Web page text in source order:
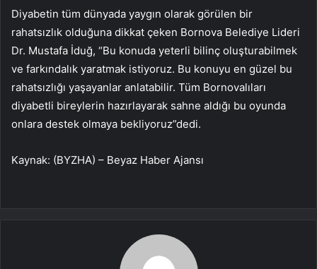
Diyabetin tüm dünyada yaygın olarak görülen bir
rahatsızlık olduğuna dikkat çeken Bornova Belediye Lideri
Dr. Mustafa İduğ, “Bu konuda yeterli bilinç oluşturabilmek
ve farkındalık yaratmak istiyoruz. Bu konuyu en güzel bu
rahatsızlığı yaşayanlar anlatabilir. Tüm Bornovalıları
diyabetli bireylerin hazırlayarak sahne aldığı bu oyunda
onlara destek olmaya bekliyoruz”dedi.
Kaynak: (BYZHA) – Beyaz Haber Ajansı